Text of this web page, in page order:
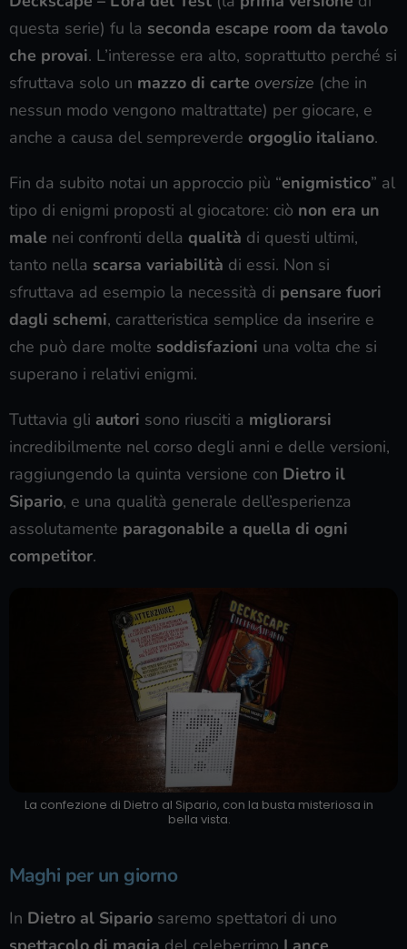
questa serie) fu la seconda escape room da tavolo
che provai. L’interesse era alto, soprattutto perché si
sfruttava solo un mazzo di carte oversize (che in
nessun modo vengono maltrattate) per giocare, e
anche a causa del sempreverde orgoglio italiano.
Fin da subito notai un approccio più “enigmistico” al
tipo di enigmi proposti al giocatore: ciò non era un
male nei confronti della qualità di questi ultimi,
tanto nella scarsa variabilità di essi. Non si
sfruttava ad esempio la necessità di pensare fuori
dagli schemi, caratteristica semplice da inserire e
che può dare molte soddisfazioni una volta che si
superano i relativi enigmi.
Tuttavia gli autori sono riusciti a migliorarsi
incredibilmente nel corso degli anni e delle versioni,
raggiungendo la quinta versione con Dietro il
Sipario, e una qualità generale dell’esperienza
assolutamente paragonabile a quella di ogni
competitor.
La confezione di Dietro al Sipario, con la busta misteriosa in
bella vista.
Maghi per un giorno
In Dietro al Sipario saremo spettatori di uno